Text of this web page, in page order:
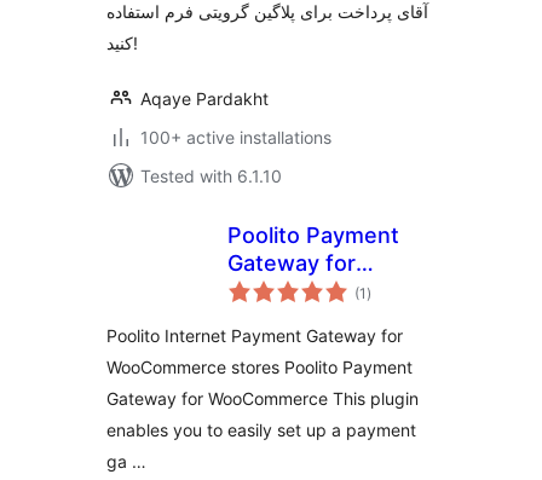
آقای پرداخت برای پلاگین گرویتی فرم استفاده
کنید!
Aqaye Pardakht
100+ active installations
Tested with 6.1.10
Poolito Payment
Gateway for
WooCommerce
(1 total
ratings
)
Poolito Internet Payment Gateway for
WooCommerce stores Poolito Payment
Gateway for WooCommerce This plugin
enables you to easily set up a payment
ga …